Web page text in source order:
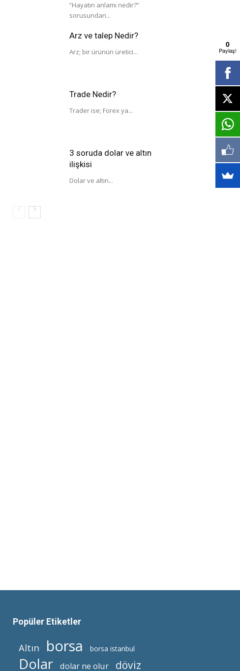
“Hayatın anlamı nedir?”
sorusundan...
Arz ve talep Nedir?
Arz; bir ürünün üretici...
Trade Nedir?
Trader ise; Forex ya...
3 soruda dolar ve altın
ilişkisi
Dolar ve altın...
Popüler Etiketler
Altın borsa borsa istanbul
Dolar dolar ne olur döviz
0
Paylaş!